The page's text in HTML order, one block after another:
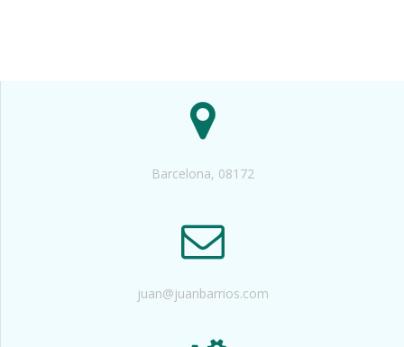
Barcelona, 08172
juan@juanbarrios.com